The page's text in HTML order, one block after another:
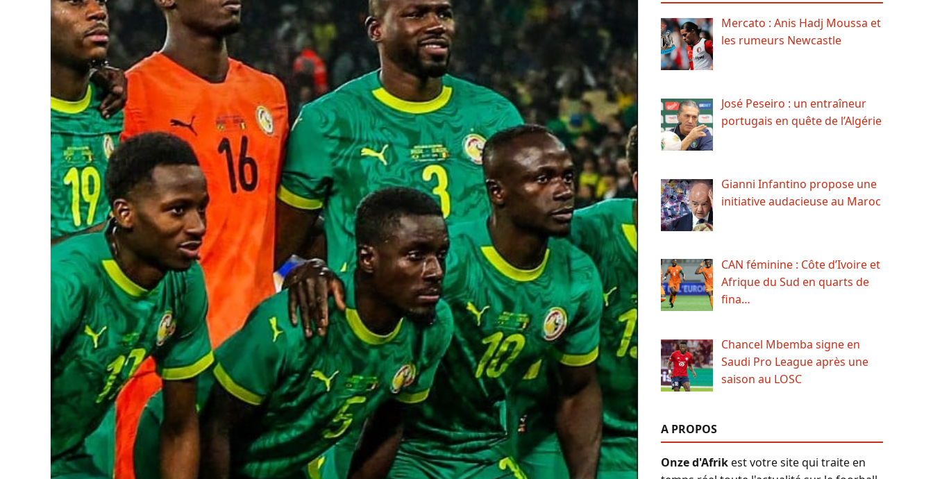
Mercato : Anis Hadj Moussa et
les rumeurs Newcastle
José Peseiro : un entraîneur
portugais en quête de l’Algérie
Gianni Infantino propose une
initiative audacieuse au Maroc
CAN féminine : Côte d’Ivoire et
Afrique du Sud en quarts de
fina…
Chancel Mbemba signe en
Saudi Pro League après une
saison au LOSC
A PROPOS
Onze d'Afrikest votre site qui traite en